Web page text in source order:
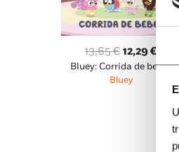
13,65€ O
preço
original
12,29€
Bluey: Corrida de bebés
Bluey